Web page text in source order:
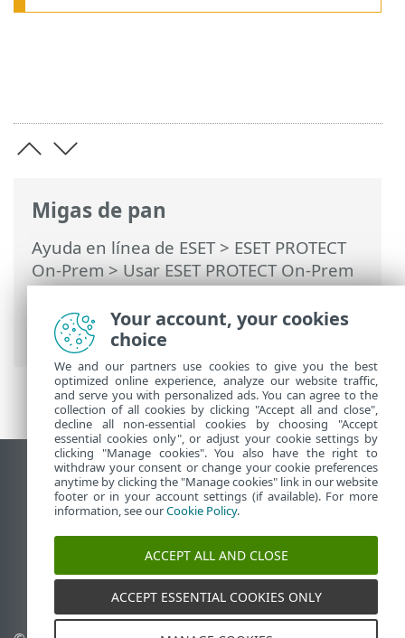
Migas de pan
Ayuda en línea de ESET> ESET PROTECT
On-Prem>Usar ESET PROTECT On-Prem
>ESET PROTECT On-Prem Menú principal
Tareas >Información general de las
tareas> Indicador de progreso
Ver sitio del escritorio
End of Life
Base de conocimiento de ESET
Foro de ESET
ESET Status Portal
Soporte regional
Your account, your cookies
choice
We and our partners use cookies to give you the best
optimized online experience, analyze our website traffic,
and serve you with personalized ads. You can agree to the
collection of all cookies by clicking "Accept all and close",
decline all non-essential cookies by choosing "Accept
essential cookies only", or adjust your cookie settings by
clicking "Manage cookies". You also have the right to
withdraw your consent or change your cookie preferences
anytime by clicking the "Manage cookies" link in our website
footer or in your account settings (if available). For more
information, see ourCookie Policy.
ACCEPT ALL AND CLOSE
ACCEPT ESSENTIAL COOKIES ONLY